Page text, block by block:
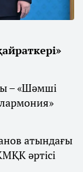
– «Шәмші
атындағы
әртісі